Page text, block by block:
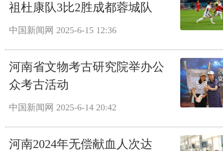
祖杜康队3比2胜成都蓉城队
中国新闻网 2025-6-15 12:36
河南省文物考古研究院举办公
众考古活动
中国新闻网 2025-6-14 20:42
河南2024年无偿献血人次达